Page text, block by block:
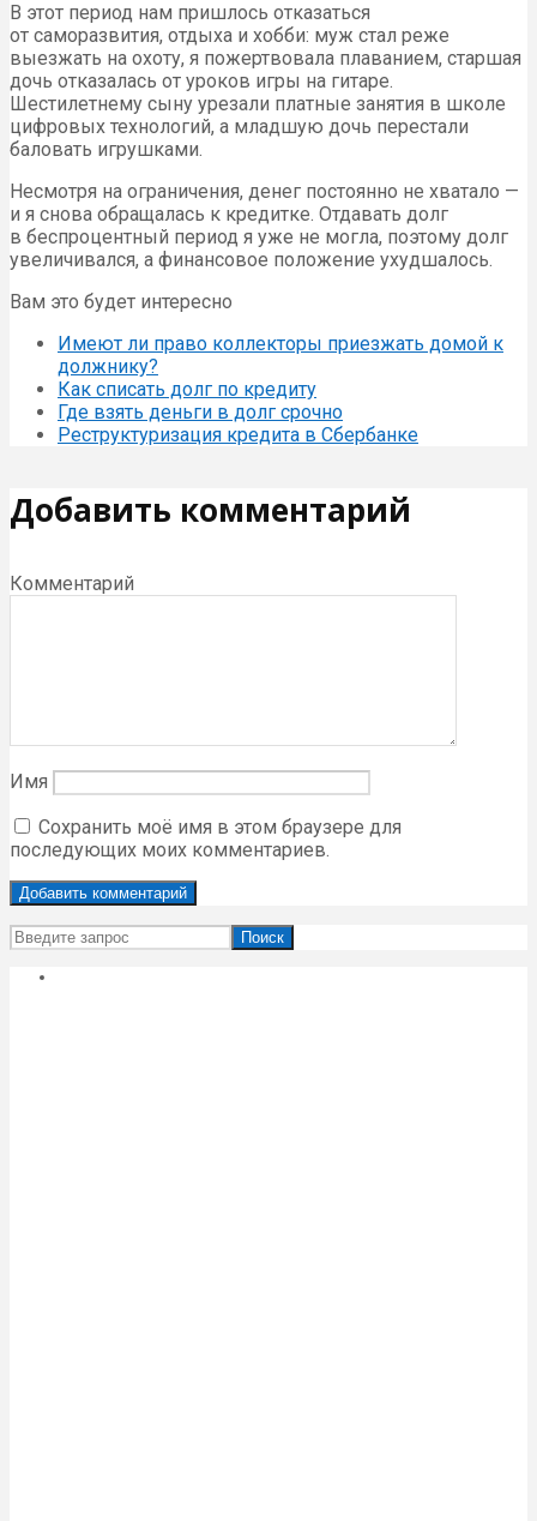
В этот период нам пришлось отказаться
от саморазвития, отдыха и хобби: муж стал реже
выезжать на охоту, я пожертвовала плаванием, старшая
дочь отказалась от уроков игры на гитаре.
Шестилетнему сыну урезали платные занятия в школе
цифровых технологий, а младшую дочь перестали
баловать игрушками.
Несмотря на ограничения, денег постоянно не хватало —
и я снова обращалась к кредитке. Отдавать долг
в беспроцентный период я уже не могла, поэтому долг
увеличивался, а финансовое положение ухудшалось.
Вам это будет интересно
Имеют ли право коллекторы приезжать домой к
должнику?
Как списать долг по кредиту
Где взять деньги в долг срочно
Реструктуризация кредита в Сбербанке
Добавить комментарий
Комментарий
Имя
Сохранить моё имя в этом браузере для
последующих моих комментариев.
Поиск